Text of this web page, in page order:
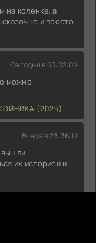
на коленке, а
и просто.
Сегодня в 00:02:02
можно
(2025)
Вчера в 23:36:11
вышли
их историей и